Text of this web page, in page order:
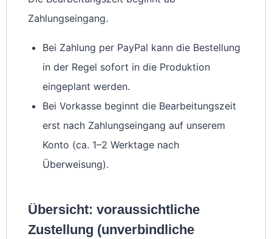
Zahlungseingang.
Bei Zahlung per PayPal kann die Bestellung
in der Regel sofort in die Produktion
eingeplant werden.
Bei Vorkasse beginnt die Bearbeitungszeit
erst nach Zahlungseingang auf unserem
Konto (ca. 1–2 Werktage nach
Überweisung).
Übersicht: voraussichtliche
Zustellung (unverbindliche